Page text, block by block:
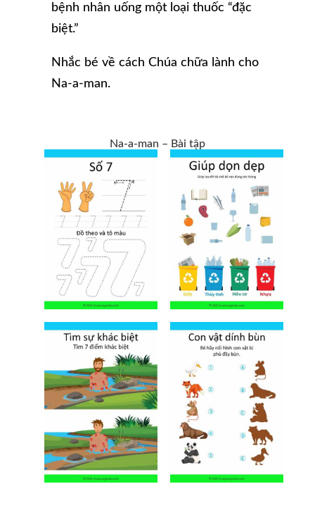
bệnh nhân uống một loại thuốc “đặc
biệt.”
Nhắc bé về cách Chúa chữa lành cho
Na-a-man.
Na-a-man – Bài tập